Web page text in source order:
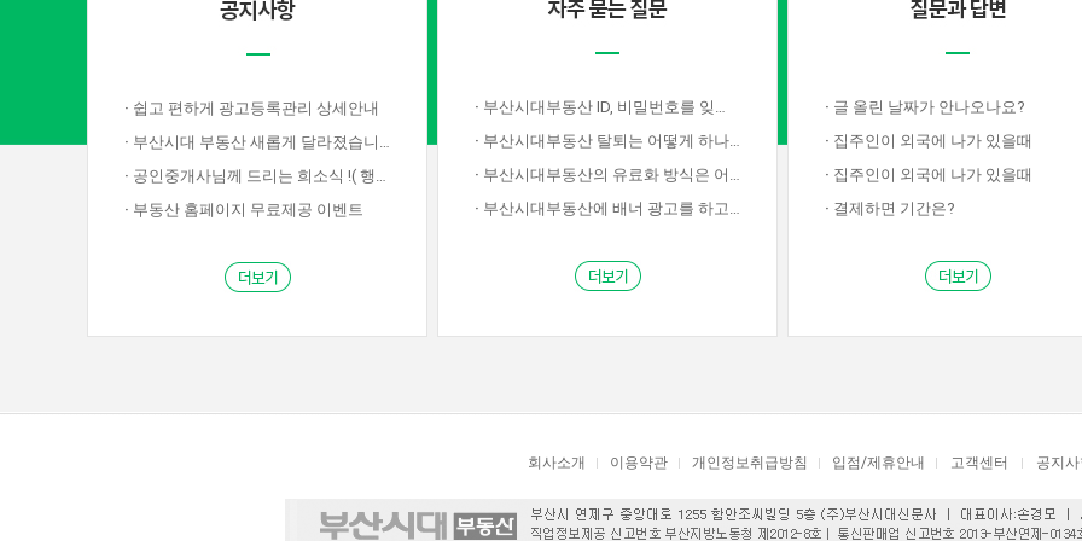
· 쉽고 편하게 광고등록관리 상세안내
· 부산시대 부동산 새롭게 달라졌습니다!
· 공인중개사님께 드리는 희소식 !( 행사종료)
· 부동산 홈페이지 무료제공 이벤트
· 부산시대부동산 ID, 비밀번호를 잊어버렸습니다.
· 부산시대부동산 탈퇴는 어떻게 하나요?
· 부산시대부동산의 유료화 방식은 어떤지요?
· 부산시대부동산에 배너 광고를 하고싶습니다.
· 글 올린 날짜가 안나오나요?
· 집주인이 외국에 나가 있을때
· 집주인이 외국에 나가 있을때
· 결제하면 기간은?
회사소개 이용약관 개인정보취급방침 입점/제휴안내 고객센터 공지